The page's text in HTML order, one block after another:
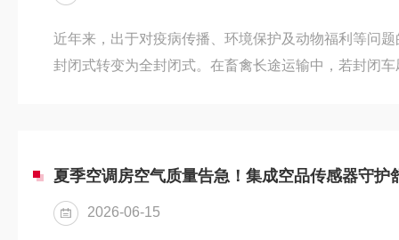
近年来，出于对疫病传播、环境保护及动物福利等问
封闭式转变为全封闭式。在畜禽长途运输中，若封闭
挑战。高湿环境、频繁冲洗：动物呼吸与排泄使车厢
清洗车厢；消...
夏季空调房空气质量告急！集成空品传感器守护
2026-06-15